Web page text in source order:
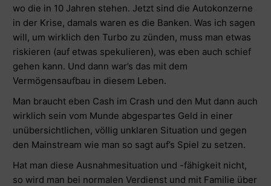
wo die in 10 Jahren stehen. Jetzt sind die Autokonzerne
in der Krise, damals waren es die Banken. Was ich sagen
will, um wirklich den Turbo zu zünden, muss man etwas
riskieren (auf etwas spekulieren), was eben auch schief
gehen kann. Und dann war’s das mit dem
Vermögensaufbau in diesem Leben.
Man braucht eben Cash im Crash und den Mut dann auch
wirklich sein vom Munde abgespartes Geld in einer
unübersichtlichen, völlig unklaren Situation und gegen
den Mainstream wie man so sagt auf’s Spiel zu setzen.
Hat man diese Ausnahmesituation und -fähigkeit nicht,
so wird man bei normalen Verdienst und mit Familie über